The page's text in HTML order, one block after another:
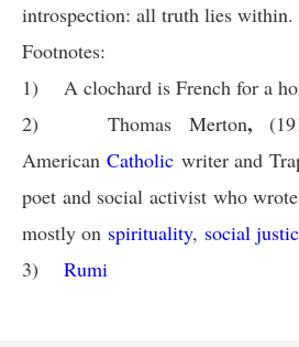
introspection: all truth lies
Footnotes:
1) A clochard is French for a
2)Thomas Merton,
American Catholic writer and
poet and social activist who
mostly on spirituality, social
3) Rumi